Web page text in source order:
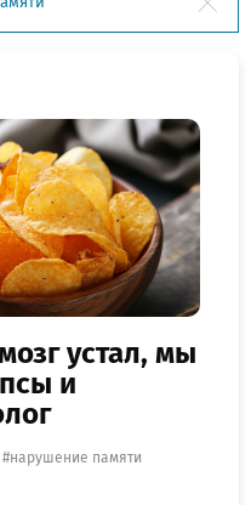
устал, мы
и
нарушение памяти